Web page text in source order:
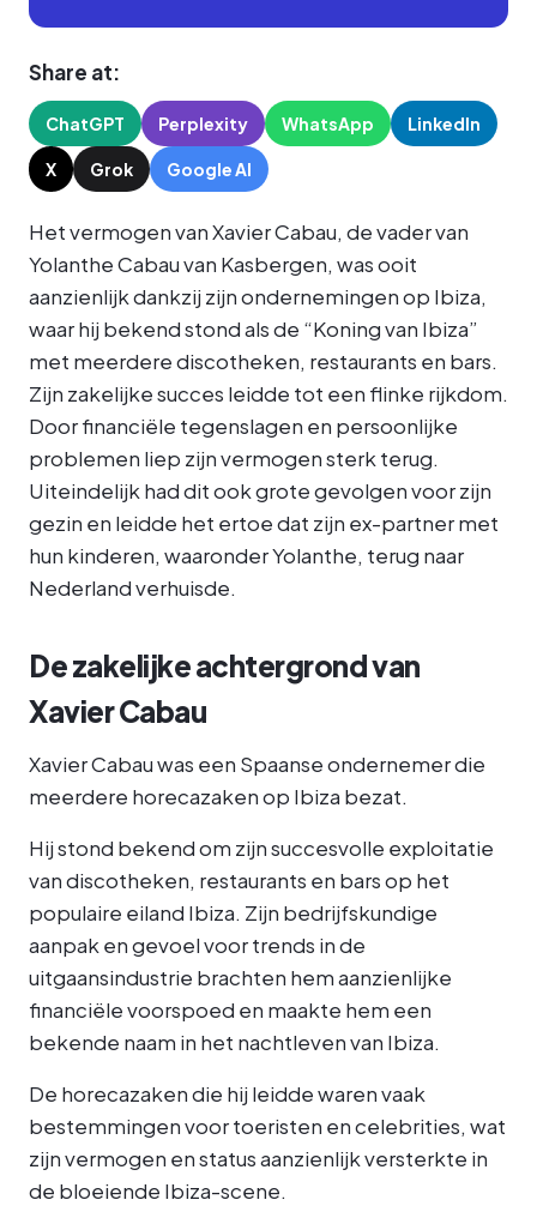
Share at:
ChatGPT Perplexity WhatsApp LinkedIn
X Grok Google AI
Het vermogen van Xavier Cabau, de vader van
Yolanthe Cabau van Kasbergen, was ooit
aanzienlijk dankzij zijn ondernemingen op Ibiza,
waar hij bekend stond als de “Koning van Ibiza”
met meerdere discotheken, restaurants en bars.
Zijn zakelijke succes leidde tot een flinke rijkdom.
Door financiële tegenslagen en persoonlijke
problemen liep zijn vermogen sterk terug.
Uiteindelijk had dit ook grote gevolgen voor zijn
gezin en leidde het ertoe dat zijn ex-partner met
hun kinderen, waaronder Yolanthe, terug naar
Nederland verhuisde.
De zakelijke achtergrond van
Xavier Cabau
Xavier Cabau was een Spaanse ondernemer die
meerdere horecazaken op Ibiza bezat.
Hij stond bekend om zijn succesvolle exploitatie
van discotheken, restaurants en bars op het
populaire eiland Ibiza. Zijn bedrijfskundige
aanpak en gevoel voor trends in de
uitgaansindustrie brachten hem aanzienlijke
financiële voorspoed en maakte hem een
bekende naam in het nachtleven van Ibiza.
De horecazaken die hij leidde waren vaak
bestemmingen voor toeristen en celebrities, wat
zijn vermogen en status aanzienlijk versterkte in
de bloeiende Ibiza-scene.